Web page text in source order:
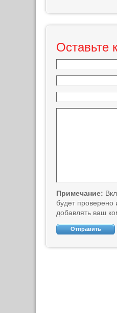
Оставьте
Примечание:
будет проверено
добавлять ваш